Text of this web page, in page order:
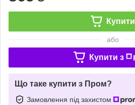
Купити
або
Купити з
Що таке купити з Пром?
Замовлення під захистом